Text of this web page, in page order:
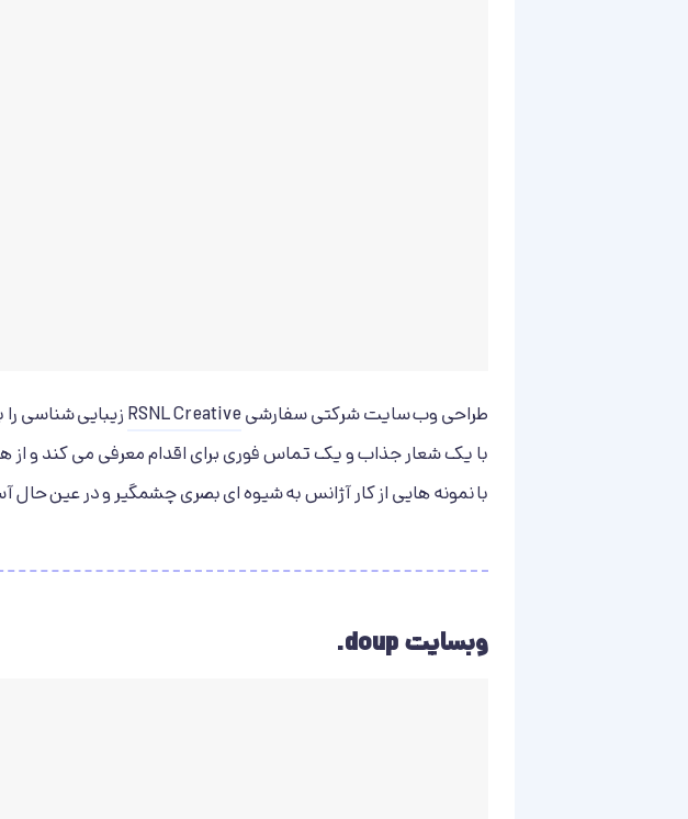
طراحی وب سایت شرکتی سفارشیRSNL Creativeزیبایی شناسی
با یک شعار جذاب و یک تماس فوری برای اقدام معرفی می کند و از
با نمونه هایی از کار آژانس به شیوه ای بصری چشمگیر و در عین
وبسایت doup.